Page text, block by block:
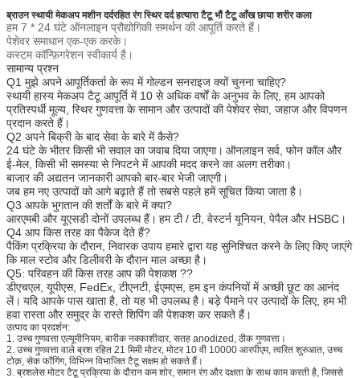
ब्राउन स्थायी मेकअप मशीन दर्दरहित रंग स्थिर दर्द हत्यारा टैटू भौं टैटू आँख छाया शरीर कला
हम 7 * 24 घंटे ऑनलाइन प्रौद्योगिकी समर्थन की आपूर्ति करते हैं।
पेशेवर समाधान एक-एक करके।
कस्टम कॉन्फ़िगरेशन स्वीकार्य है।
सामान्य प्रश्न
Q1 मुझे अपने आपूर्तिकर्ता के रूप में गोल्डन सनराइज क्यों चुनना चाहिए?
स्थायी हास्य मेकअप टैटू आपूर्ति में 10 से अधिक वर्षों के अनुभव के लिए, हम आपको
प्रतिस्पर्धी मूल्य, स्थिर गुणवत्ता के सामान और उत्पादों की पेशेवर सेवा, जहाज और विपणन
प्रदान करते हैं।
Q2 अपने बिक्री के बाद सेवा के बारे में कैसे?
24 घंटे के भीतर किसी भी सवाल का जवाब दिया जाएगा। ऑनलाइन सर्व, फोन कॉल और
ई-मेल, किसी भी समस्या से निपटने में आपकी मदद करने का अलग तरीका।
बाजार की अद्यतन जानकारी आपको बार-बार भेजी जाएगी।
जब हम नए उत्पादों को आगे बढ़ाते हैं तो सबसे पहले हमें सूचित किया जाता है।
Q3 आपके भुगतान की शर्तों के बारे में क्या?
आरएमबी और यूएसडी दोनों उपलब्ध हैं। हम टी / टी, वेस्टर्न यूनियन, पेपैल और HSBC।
Q4 आप किस तरह का पैकेज देते हैं?
पैकिंग प्रक्रिया के दौरान, निवारक उपाय हमारे द्वारा यह सुनिश्चित करने के लिए किए जाएंगे
कि माल स्टोव और डिलीवरी के दौरान माल अच्छा है।
Q5: परिवहन की किस तरह आप की पेशकश ??
डीएचएल, यूपीएस, FedEx, टीएनटी, ईएमएस, हम इन कंपनियों में अच्छी छूट का आनंद
लें। यदि आपके पास खाता है, तो यह भी उपलब्ध है। बड़े पैमाने पर उत्पादों के लिए, हम भी
हवा रास्ता और समुद्र के रास्ते शिपिंग की पेशकश कर सकते हैं।
उत्पाद का प्रदर्शन:
1. उच्च गुणवत्ता एल्यूमीनियम, बारीक नक्काशीदार, सतह anodized, ठीक गुणवत्ता।
2. उच्च गुणवत्ता वाले ब्रश रहित 21 मिमी मोटर, मोटर 10 वी 10000 आरपीएम, त्वरित शुरुआत, उच्च
टोक़, सेक फॉगिंग, विभिन्न विभाजित टैटू सक्षम हो सकते हैं।
3. ब्रशलेस मोटर टैटू प्रक्रिया के दौरान कम शोर, समान रंग और दक्षता के साथ काम करती है, जिससे